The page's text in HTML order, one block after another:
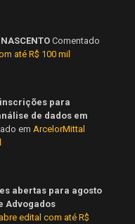
Comentado
até R$ 100 mil
para
de dados em
em ArcelorMittal
abertas para agosto
Advogados
edital com até R$